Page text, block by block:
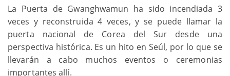
La Puerta de Gwanghwamun ha sido incendiada 3
veces y reconstruida 4 veces, y se puede llamar la
puerta nacional de Corea del Sur desde una
perspectiva histórica. Es un hito en Seúl, por lo que se
llevarán a cabo muchos eventos o ceremonias
importantes allí.